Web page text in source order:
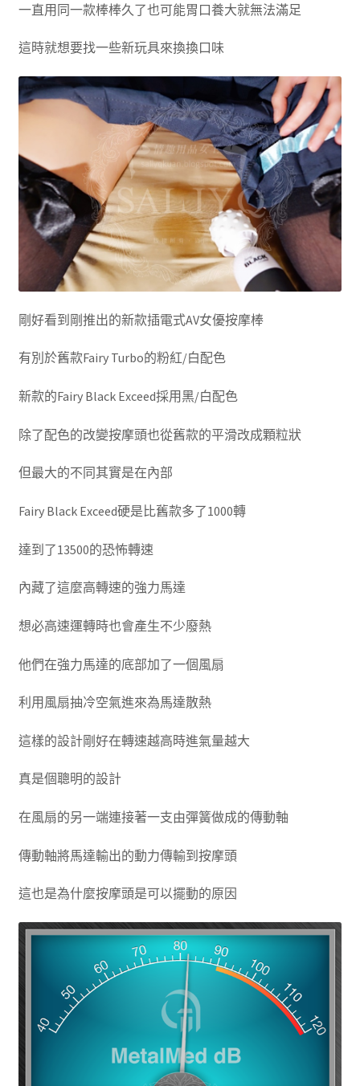
一直用同一款棒棒久了也可能胃口養大就無法滿足
這時就想要找一些新玩具來換換口味
剛好看到剛推出的新款插電式AV女優按摩棒
有別於舊款Fairy Turbo的粉紅/白配色
新款的Fairy Black Exceed採用黑/白配色
除了配色的改變按摩頭也從舊款的平滑改成顆粒狀
但最大的不同其實是在內部
Fairy Black Exceed硬是比舊款多了1000轉
達到了13500的恐怖轉速
內藏了這麼高轉速的強力馬達
想必高速運轉時也會產生不少廢熱
他們在強力馬達的底部加了一個風扇
利用風扇抽冷空氣進來為馬達散熱
這樣的設計剛好在轉速越高時進氣量越大
真是個聰明的設計
在風扇的另一端連接著一支由彈簧做成的傳動軸
傳動軸將馬達輸出的動力傳輸到按摩頭
這也是為什麼按摩頭是可以擺動的原因